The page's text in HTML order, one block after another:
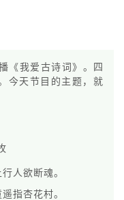
《我爱古诗词》。四
今天节目的主题，就
人欲断魂。
指杏花村。